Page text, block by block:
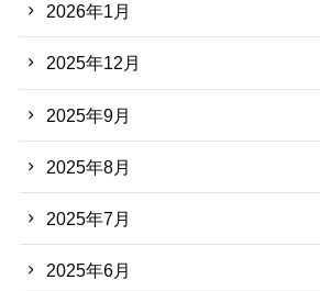
2026年1月
2025年12月
2025年9月
2025年8月
2025年7月
2025年6月